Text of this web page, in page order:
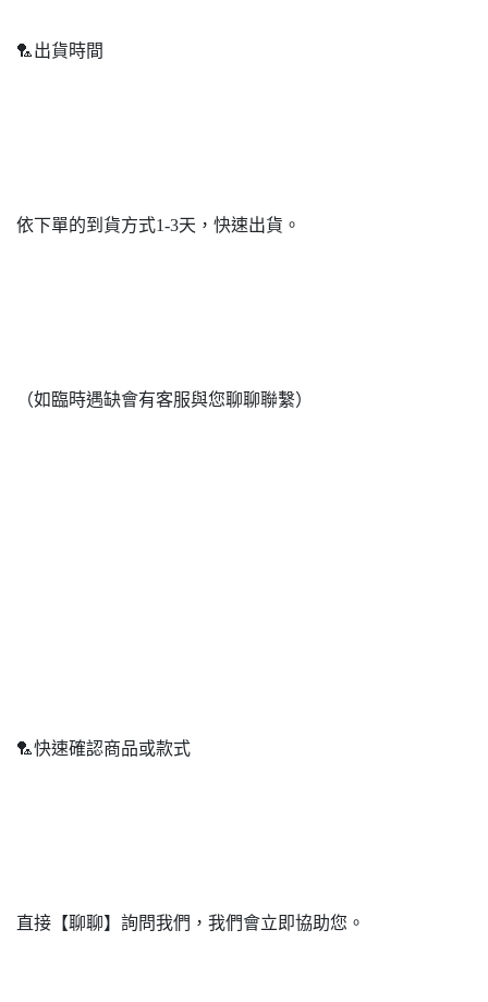
🏸出貨時間
依下單的到貨方式1-3天，快速出貨。
（如臨時遇缺會有客服與您聊聊聯繫）
🏸快速確認商品或款式
直接【聊聊】詢問我們，我們會立即協助您。